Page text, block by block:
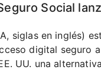
Social
siglas en inglés)
digital seguro
UU. una